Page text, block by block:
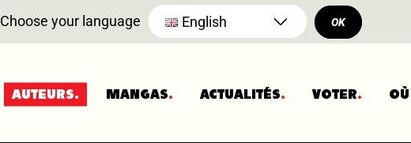
Choose your language English OK
AUTEURS MANGAS ACTUALITÉS VOTER